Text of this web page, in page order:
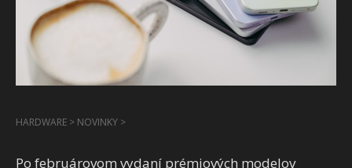
HARDWARE > NOVINKY >
Po februárovom vydaní prémiových modelov